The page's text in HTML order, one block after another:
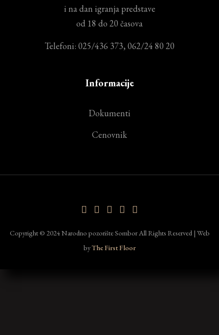
i na dan igranja predstave
od 18 do 20 časova
Telefoni: 025/436 373, 062/24 80 20
Informacije
Dokumenti
Cenovnik
Copyright © 2024 Narodno pozorište Sombor All Rights Reserved | Web
byThe First Floor